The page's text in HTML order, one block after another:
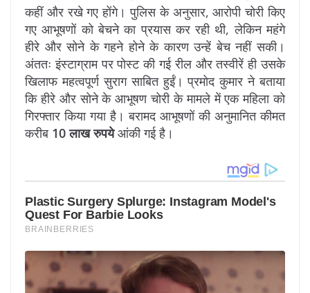
कहीं और रखे गए होंगे। पुलिस के अनुसार, आरोपी चोरी किए
गए आभूषणों को बेचने का प्रयास कर रही थी, लेकिन महंगे
हीरे और सोने के गहने होने के कारण उन्हें बेच नहीं सकी।
अंततः इंस्टाग्राम पर पोस्ट की गई रील और तस्वीरें ही उसके
खिलाफ महत्वपूर्ण सुराग साबित हुईं। प्रमोद कुमार ने बताया
कि हीरे और सोने के आभूषण चोरी के मामले में एक महिला को
गिरफ्तार किया गया है। बरामद आभूषणों की अनुमानित कीमत
करीब 10 लाख रुपयेआंकी गई है।